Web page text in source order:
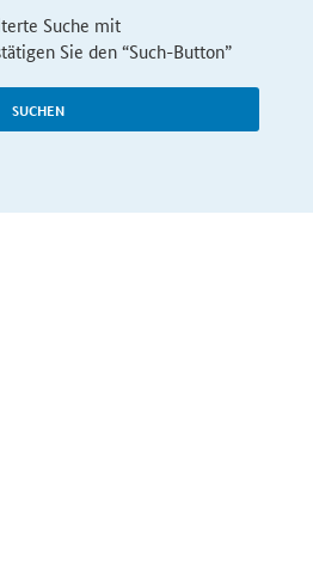
SUCHEN
Suche mit
Sie den “Such-Button”